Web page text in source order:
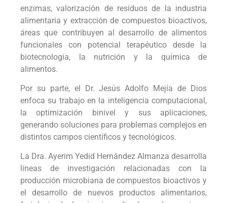
enzimas, valorización de residuos de la industria
alimentaria y extracción de compuestos bioactivos,
áreas que contribuyen al desarrollo de alimentos
funcionales con potencial terapéutico desde la
biotecnología, la nutrición y la química de
alimentos.
Por su parte, el Dr. Jesús Adolfo Mejía de Dios
enfoca su trabajo en la inteligencia computacional,
la optimización binivel y sus aplicaciones,
generando soluciones para problemas complejos en
distintos campos científicos y tecnológicos.
La Dra. Ayerim Yedid Hernández Almanza desarrolla
líneas de investigación relacionadas con la
producción microbiana de compuestos bioactivos y
el desarrollo de nuevos productos alimentarios,